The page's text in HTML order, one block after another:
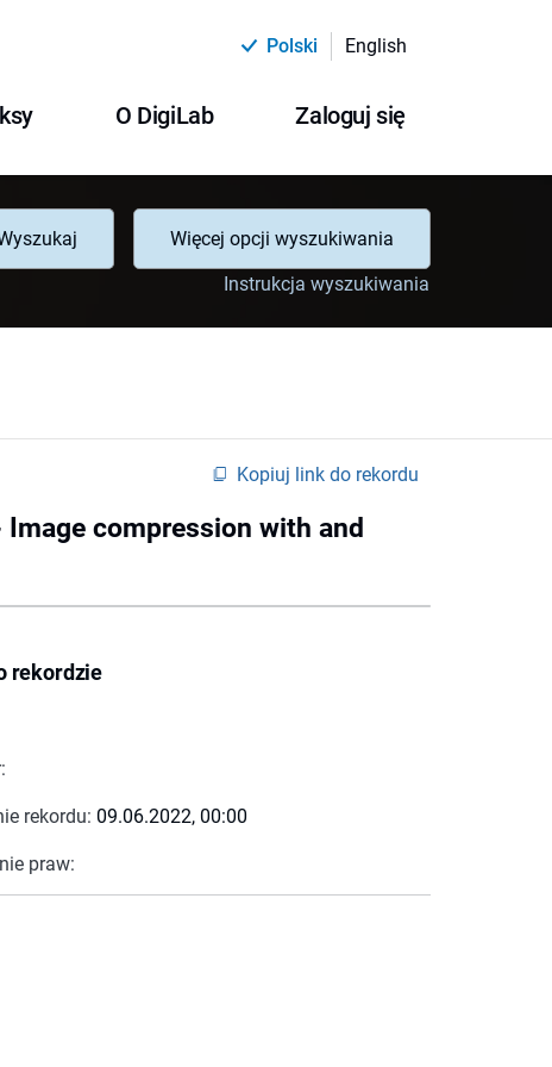
Polski English
O DigiLab Zaloguj się
Więcej opcji wyszukiwania
Instrukcja wyszukiwania
Kopiuj link do rekordu
compression with and
rekordzie
rekordu: 09.06.2022, 00:00
praw: